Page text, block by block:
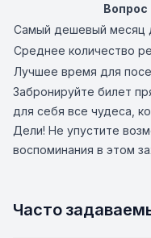
Вопрос
Самый дешевый месяц
Среднее количество
Лучшее время для
Забронируйте билет
для себя все чудеса,
Дели! Не упустите
воспоминания в этом
Часто